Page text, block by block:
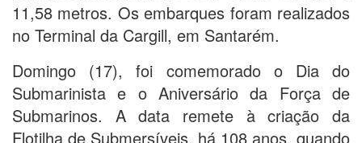
11,58 metros. Os embarques foram realizados
no Terminal da Cargill, em Santarém.
Domingo (17), foi comemorado o Dia do
Submarinista e o Aniversário da Força de
Submarinos. A data remete à criação da
Flotilha de Submersíveis, há 108 anos, quando